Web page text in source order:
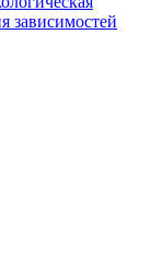
зависимостей